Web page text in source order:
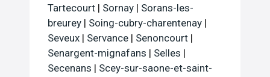
Tartecourt | Sornay | Sorans-les-
breurey | Soing-cubry-charentenay |
Seveux | Servance | Senoncourt |
Senargent-mignafans | Selles |
Secenans | Scey-sur-saone-et-saint-